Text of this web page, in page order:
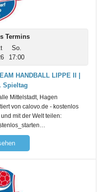
Termins
So.
17:00
HANDBALL LIPPE II |
Spieltag
Mittelstadt, Hagen
von calovo.de - kostenlos
mit der Welt teilen: